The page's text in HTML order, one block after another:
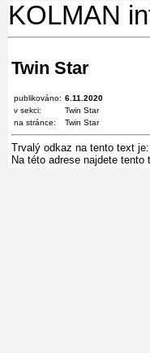
KOLMAN
Twin Star
publikováno: 6.11.2020
v sekci:
Twin Star
na stránce:
Twin Star
Trvalý odkaz na tento text je:
Na této adrese najdete